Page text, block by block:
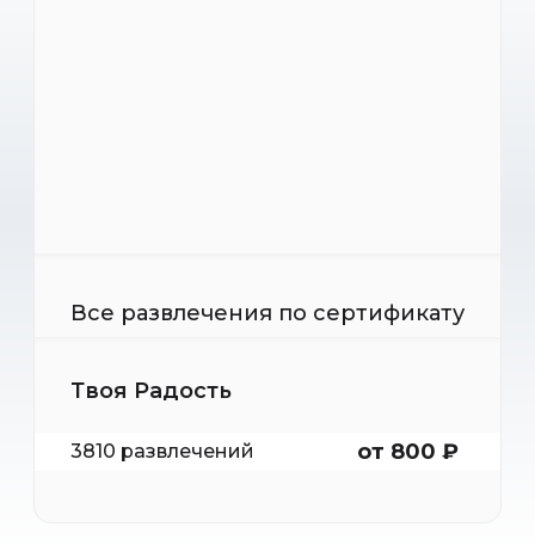
Все развлечения по сертификату
Твоя Радость
3810 развлечений от 800 ₽